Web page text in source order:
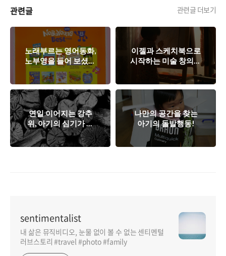
관련글 관련글 더보기
노래부르는 영어동화,
노부영을 들어 보셨나
요?
이젤과 스케치북으로
시작하는 미술 창의력
교육~!
연일 이어지는 강추
위, 아기의 심기가 불
편합니다
나만의 공간을 찾는
아기의 돌발행동!
sentimentalist
내 삶은 뮤직비디오, 눈물 없이 볼 수 없는 센티멘털
러브스토리 #travel #photo #family